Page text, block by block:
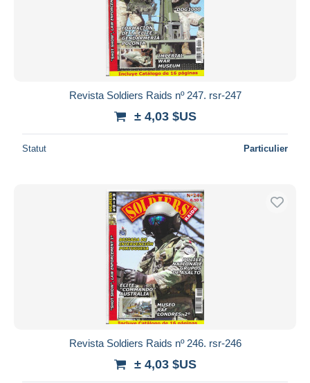
Revista Soldiers Raids nº 247. rsr-247
± 4,03 $US
Statut Particulier
Revista Soldiers Raids nº 246. rsr-246
± 4,03 $US